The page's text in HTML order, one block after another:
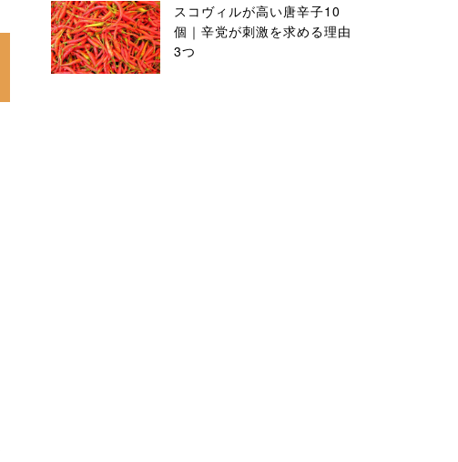
スコヴィルが高い唐辛子10
個｜辛党が刺激を求める理由
3つ